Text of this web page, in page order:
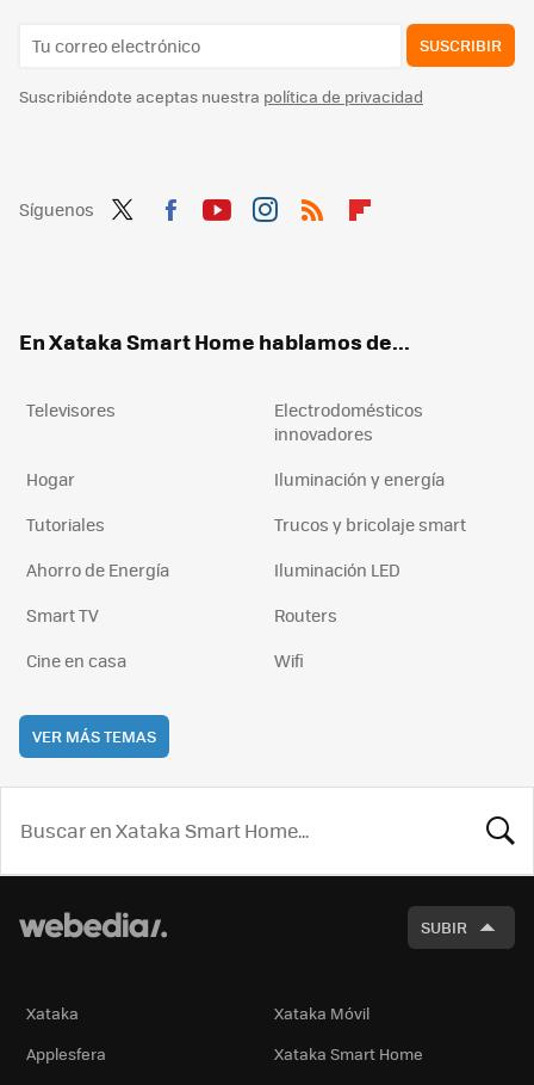
SUSCRIBIR
Suscribiéndote aceptas nuestra política de privacidad
Síguenos
En Xataka Smart Home hablamos de...
Televisores
Electrodomésticos
innovadores
Hogar
Iluminación y energía
Tutoriales
Trucos y bricolaje smart
Ahorro de Energía
Iluminación LED
Smart TV
Routers
Cine en casa
Wifi
VER MÁS TEMAS
SUBIR
Xataka
Xataka Móvil
Applesfera
Xataka Smart Home